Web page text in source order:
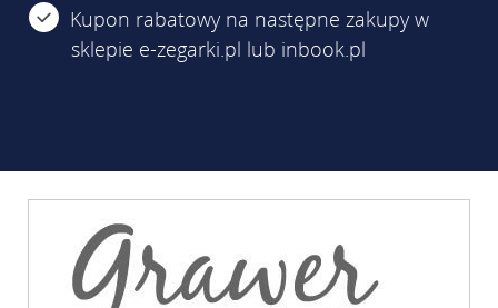
Kupon rabatowy na następne zakupy w
sklepie e-zegarki.pl lub inbook.pl